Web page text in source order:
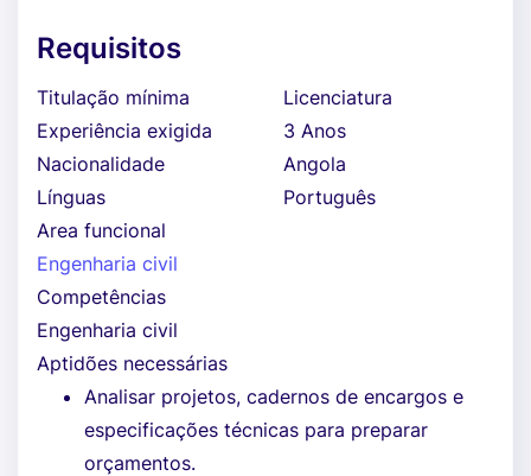
Requisitos
Titulação mínima
Licenciatura
Experiência exigida
3 Anos
Nacionalidade
Angola
Línguas
Português
Area funcional
Engenharia civil
Competências
Engenharia civil
Aptidões necessárias
Analisar projetos, cadernos de encargos e
especificações técnicas para preparar
orçamentos.